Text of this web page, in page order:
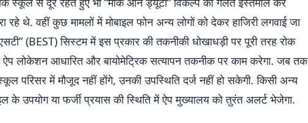
रहे थे. वहीं कुछ मामलों में मोबाइल फोन अन्य लोगों को देकर हाजिरी लगवाई जा
(BEST) सिस्टम में इस प्रकार की तकनीकी धोखाधड़ी पर पूरी तरह रोक
ऐप लोकेशन आधारित और बायोमेट्रिक सत्यापन तकनीक पर काम करेगा. जब तक
स्कूल परिसर में मौजूद नहीं होंगे, उनकी उपस्थिति दर्ज नहीं हो सकेगी. किसी अन्य
के उपयोग या फर्जी प्रयास की स्थिति में ऐप मुख्यालय को तुरंत अलर्ट भेजेगा.